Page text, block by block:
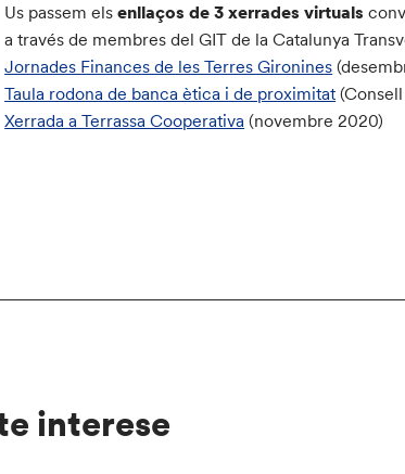
Us passem elsenllaços de 3 xerrades virtuals
a través de membres del GIT de la Catalunya
Jornades Finances de les Terres Gironines
Taula rodona de banca ètica i de proximitat
Xerrada a Terrassa Cooperativa (novembre 2020)
interese